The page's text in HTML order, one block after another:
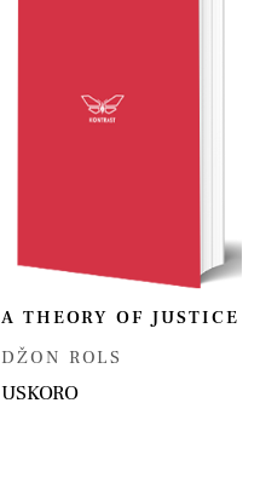
A THEORY OF JUSTICE
DŽON ROLS
USKORO